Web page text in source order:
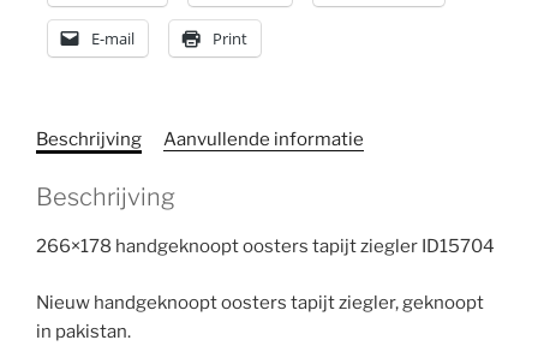
E-mail Print
Beschrijving Aanvullende informatie
Beschrijving
266×178 handgeknoopt oosters tapijt ziegler ID15704
Nieuw handgeknoopt oosters tapijt ziegler, geknoopt
in pakistan.